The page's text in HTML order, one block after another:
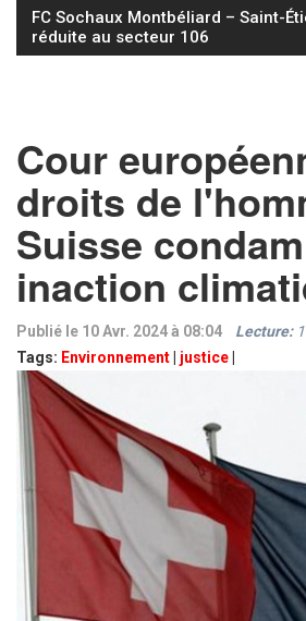
FC Sochaux Montbéliard – Saint-
réduite au secteur 106
Cour
droits de
Suisse
inaction
Publié le 10 Avr. 2024 à 08:04
Tags: Environnement justice
Lecture: 1